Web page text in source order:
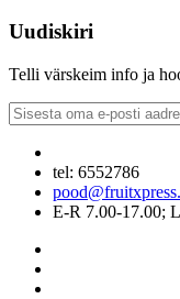
Uudiskiri
Telli värskeim info ja
tel: 6552786
E-R 7.00-17.00;